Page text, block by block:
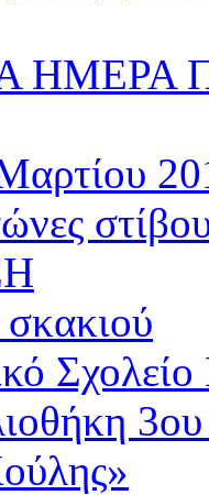
Σχολείο